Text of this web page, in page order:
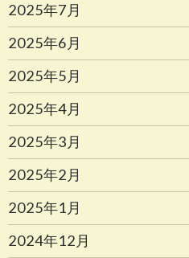
2025年7月
2025年6月
2025年5月
2025年4月
2025年3月
2025年2月
2025年1月
2024年12月